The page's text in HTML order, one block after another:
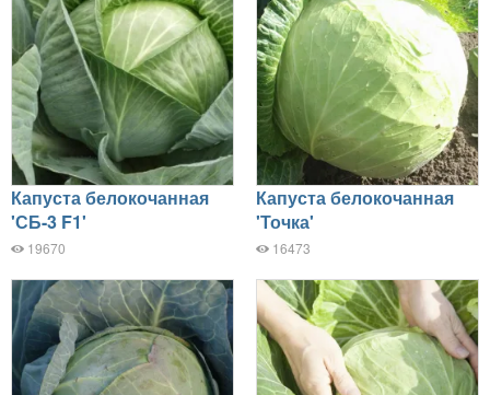
Капуста белокочанная
'СБ-3 F1'
19670
Капуста белокочанная
'Точка'
16473